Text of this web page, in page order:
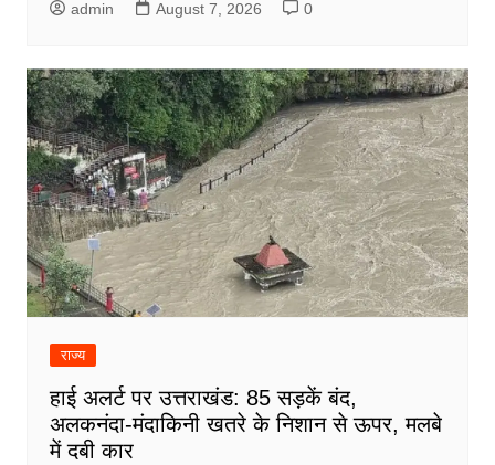
admin August 7, 2026 0
राज्य
हाई अलर्ट पर उत्तराखंड: 85 सड़कें बंद,
अलकनंदा-मंदाकिनी खतरे के निशान से ऊपर, मलबे
में दबी कार